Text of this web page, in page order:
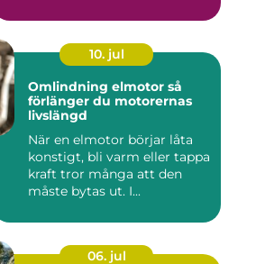
10. jul
Omlindning elmotor så
förlänger du motorernas
livslängd
När en elmotor börjar låta
konstigt, bli varm eller tappa
kraft tror många att den
måste bytas ut. I...
06. jul